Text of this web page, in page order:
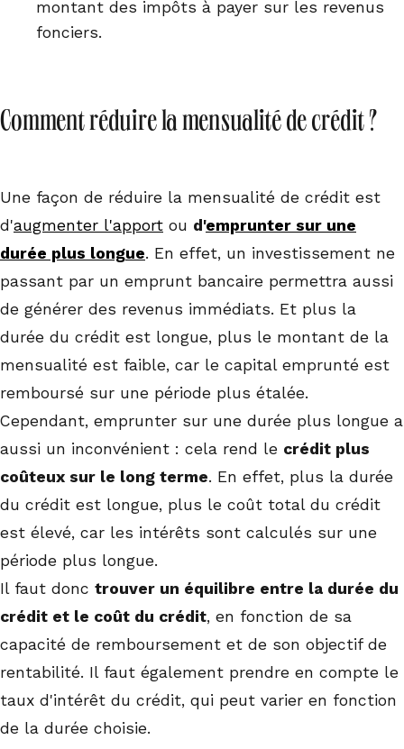
montant des impôts à payer sur les revenus
fonciers.
Comment réduire la mensualité de crédit ?
Une façon de réduire la mensualité de crédit est
d'augmenter l'apport ou d'emprunter sur une
durée plus longue. En effet, un investissement ne
passant par un emprunt bancaire permettra aussi
de générer des revenus immédiats. Et plus la
durée du crédit est longue, plus le montant de la
mensualité est faible, car le capital emprunté est
remboursé sur une période plus étalée.
Cependant, emprunter sur une durée plus longue a
aussi un inconvénient : cela rend le crédit plus
coûteux sur le long terme. En effet, plus la durée
du crédit est longue, plus le coût total du crédit
est élevé, car les intérêts sont calculés sur une
période plus longue.
Il faut donc trouver un équilibre entre la durée du
crédit et le coût du crédit, en fonction de sa
capacité de remboursement et de son objectif de
rentabilité. Il faut également prendre en compte le
taux d'intérêt du crédit, qui peut varier en fonction
de la durée choisie.